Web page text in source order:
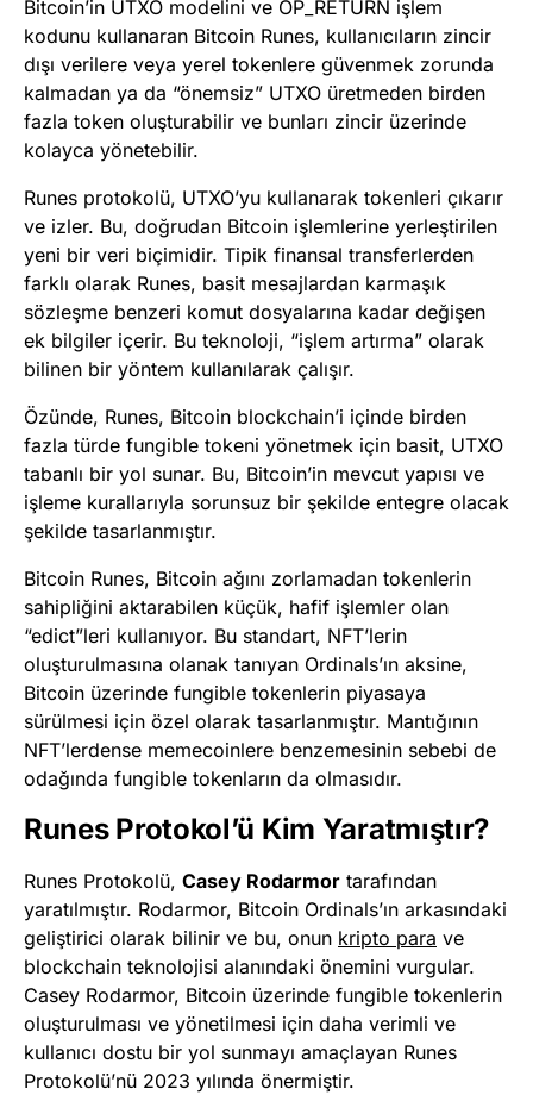
Bitcoin’in UTXO modelini ve OP_RETURN işlem
kodunu kullanaran Bitcoin Runes, kullanıcıların zincir
dışı verilere veya yerel tokenlere güvenmek zorunda
kalmadan ya da “önemsiz” UTXO üretmeden birden
fazla token oluşturabilir ve bunları zincir üzerinde
kolayca yönetebilir.
Runes protokolü, UTXO’yu kullanarak tokenleri çıkarır
ve izler. Bu, doğrudan Bitcoin işlemlerine yerleştirilen
yeni bir veri biçimidir. Tipik finansal transferlerden
farklı olarak Runes, basit mesajlardan karmaşık
sözleşme benzeri komut dosyalarına kadar değişen
ek bilgiler içerir. Bu teknoloji, “işlem artırma” olarak
bilinen bir yöntem kullanılarak çalışır.
Özünde, Runes, Bitcoin blockchain’i içinde birden
fazla türde fungible tokeni yönetmek için basit, UTXO
tabanlı bir yol sunar. Bu, Bitcoin’in mevcut yapısı ve
işleme kurallarıyla sorunsuz bir şekilde entegre olacak
şekilde tasarlanmıştır.
Bitcoin Runes, Bitcoin ağını zorlamadan tokenlerin
sahipliğini aktarabilen küçük, hafif işlemler olan
“edict”leri kullanıyor. Bu standart, NFT’lerin
oluşturulmasına olanak tanıyan Ordinals’ın aksine,
Bitcoin üzerinde fungible tokenlerin piyasaya
sürülmesi için özel olarak tasarlanmıştır. Mantığının
NFT’lerdense memecoinlere benzemesinin sebebi de
odağında fungible tokenların da olmasıdır.
Runes Protokol’ü Kim Yaratmıştır?
Runes Protokolü, Casey Rodarmor tarafından
yaratılmıştır. Rodarmor, Bitcoin Ordinals’ın arkasındaki
geliştirici olarak bilinir ve bu, onun kripto para ve
blockchain teknolojisi alanındaki önemini vurgular.
Casey Rodarmor, Bitcoin üzerinde fungible tokenlerin
oluşturulması ve yönetilmesi için daha verimli ve
kullanıcı dostu bir yol sunmayı amaçlayan Runes
Protokolü’nü 2023 yılında önermiştir.